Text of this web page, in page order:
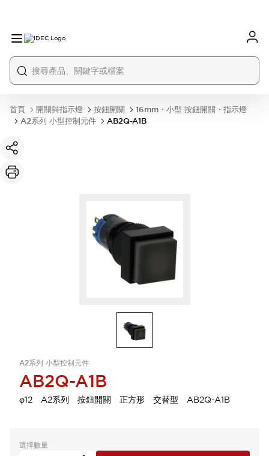
首頁 開關與指示燈 按鈕開關
16mm・小型 按鈕開關・指示燈
A2系列 小型控制元件
AB2Q-A1B
A2系列 小型控制元件
AB2Q-A1B
φ12 A2系列 按鈕開關 正方形 交替型 AB2Q-A1B
選擇數量